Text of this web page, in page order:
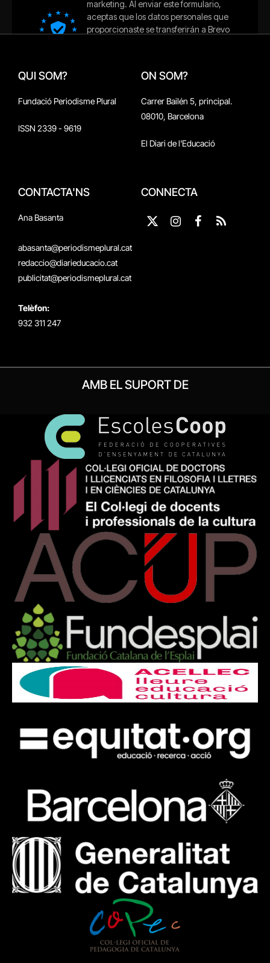
QUI SOM?
Fundació Periodisme Plural
ISSN 2339 - 9619
ON SOM?
Carrer Bailén 5, principal.
08010, Barcelona
El Diari de l'Educació
CONTACTA'NS
Ana Basanta
abasanta@periodismeplural.cat
redaccio@diarieducacio.cat
publicitat@periodismeplural.cat
Telèfon:
932 311 247
CONNECTA
X
Instagram
Facebook
RSS
AMB EL SUPORT DE